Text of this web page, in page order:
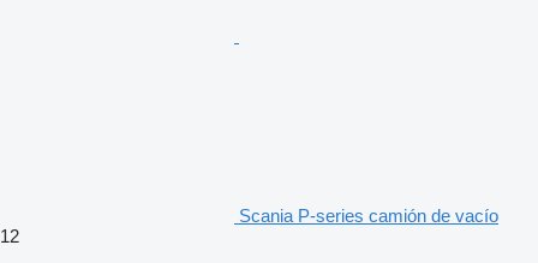
Scania P-series camión de vacío
12